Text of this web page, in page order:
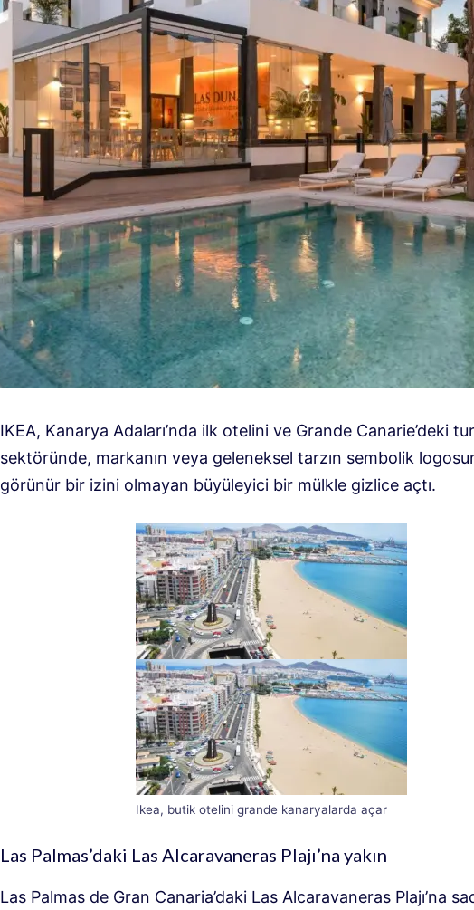
IKEA, Kanarya Adaları’nda ilk otelini ve Grande Canarie’deki
sektöründe, markanın veya geleneksel tarzın sembolik
görünür bir izini olmayan büyüleyici bir mülkle gizlice açtı.
Ikea, butik otelini grande kanaryalarda açar
Las Palmas’daki Las Alcaravaneras Plajı’na yakın
Las Palmas de Gran Canaria’daki Las Alcaravaneras Plajı’na